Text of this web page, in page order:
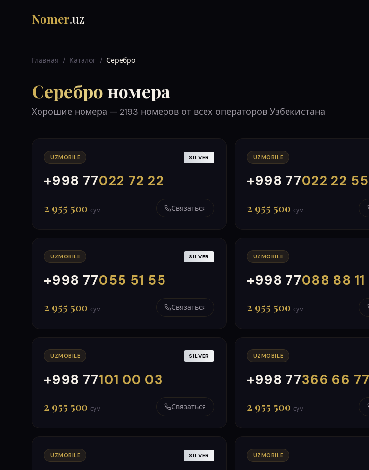
Nomer.uz
Главная / Каталог / Серебро
Сереброномера
Хорошие номера — 2193 номеров от всех операторов Узбекистана
UZMOBILE SILVER
+998 77022 72 22
000
999
2 955 500 сум Связаться
UZMOBILE
+998 77022 22 55
000
999
2 955 500 сум
UZMOBILE SILVER
+998 77055 51 55
000
999
2 955 500 сум Связаться
UZMOBILE
+998 77088 88 11
000
999
2 955 500 сум
UZMOBILE SILVER
+998 77101 00 03
000
999
2 955 500 сум Связаться
UZMOBILE
+998 77366 66 77
000
999
2 955 500 сум
UZMOBILE SILVER UZMOBILE